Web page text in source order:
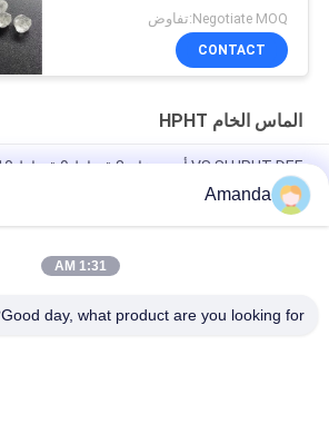
Negotiate MOQ:تفاوض
CONTACT
الماس الخام HPHT
VS SI HPHT DEF أبيض خام 8 قيراط 9 قيراط 10 قيراط
Color
Amanda
1:31 AM
Good day, what product are you looking for?